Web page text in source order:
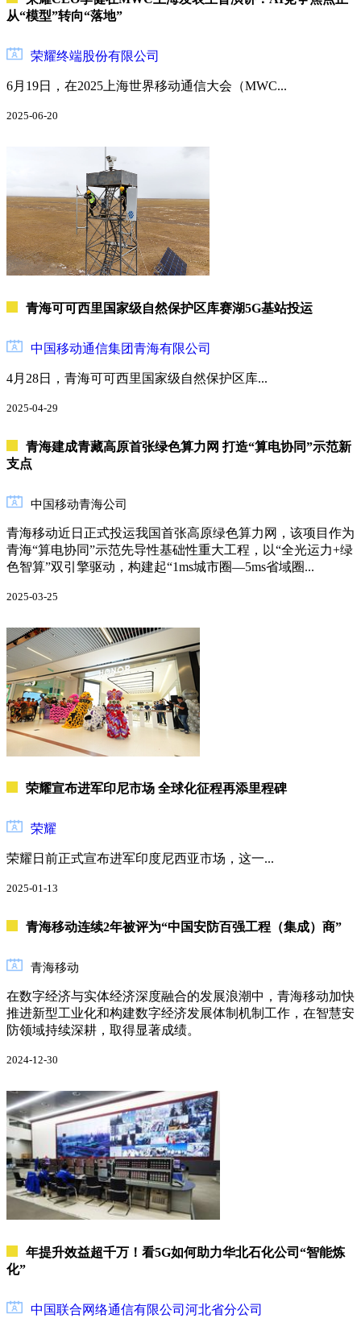
从“模型”转向“落地”
荣耀终端股份有限公司
6月19日，在2025上海世界移动通信大会（MWC...
2025-06-20
青海可可西里国家级自然保护区库赛湖5G基站投运
中国移动通信集团青海有限公司
4月28日，青海可可西里国家级自然保护区库...
2025-04-29
青海建成青藏高原首张绿色算力网 打造“算电协同”示范新
支点
中国移动青海公司
青海移动近日正式投运我国首张高原绿色算力网，该项目作为
青海“算电协同”示范先导性基础性重大工程，以“全光运力+绿
色智算”双引擎驱动，构建起“1ms城市圈—5ms省域圈...
2025-03-25
荣耀宣布进军印尼市场 全球化征程再添里程碑
荣耀
荣耀日前正式宣布进军印度尼西亚市场，这一...
2025-01-13
青海移动连续2年被评为“中国安防百强工程（集成）商”
青海移动
在数字经济与实体经济深度融合的发展浪潮中，青海移动加快
推进新型工业化和构建数字经济发展体制机制工作，在智慧安
防领域持续深耕，取得显著成绩。
2024-12-30
年提升效益超千万！看5G如何助力华北石化公司“智能炼
化”
中国联合网络通信有限公司河北省分公司